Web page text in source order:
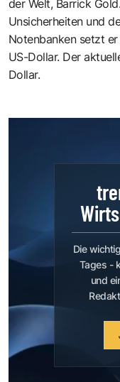
der Welt, Barrick
Unsicherheiten und
Notenbanken setzt
US-Dollar. Der
Dollar.
Die
Tages -
und